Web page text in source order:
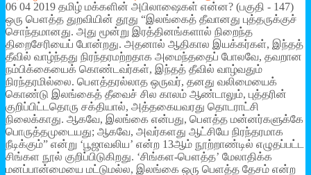
06 04 2019 தமிழ் மக்களின் அபிலாஷைகள் என்ன? (பகுதி - 147)
ஒரு பௌத்த துறவியின் தூது “இலங்கைத் தீவானது புத்தருக்குச்
சொந்தமானது. அது மூன்று இரத்தினங்களால் நிறைந்த
திறைசேரியைப் போன்றது. அதனால் ஆதிகால இயக்கர்கள், இந்தத்
தீவில் வாழ்ந்தது நிரந்தரமற்றதாக அமைந்ததைப் போலவே, தவறான
நம்பிக்கையைக் கொண்டவர்கள், இந்தத் தீவில் வாழ்வதும்
நிரந்தரமில்லை. பௌத்தரல்லாத ஒருவர், தனது வலிமையைக்
கொண்டு இலங்கைத் தீவைச் சில காலம் ஆண்டாலும், புத்தரின்
குறிப்பிட்டதொரு சக்தியால், அத்தகையவரது தொடராட்சி
நிலைக்காது. ஆகவே, இலங்கை என்பது, பௌத்த மன்னர்களுக்கே
பொருத்தமுடையது; ஆகவே, அவர்களது ஆட்சியே நிரந்தரமாக
நீடிக்கும்” என்று ‘பூஜாவலிய’ என்ற 13ஆம் நூற்றாண்டில் எழுதப்பட்ட
சிங்கள நூல் குறிப்பிடுகிறது. ‘சிங்கள-பௌத்த’ மேலாதிக்க
மனப்பான்மையை மட்டுமல்ல, இலங்கை ஒரு பெளத்த தேசம் என்ற